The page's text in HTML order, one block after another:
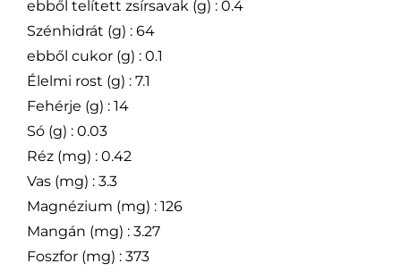
ebből telített zsírsavak (g) : 0.4
Szénhidrát (g) : 64
ebből cukor (g) : 0.1
Élelmi rost (g) : 7.1
Fehérje (g) : 14
Só (g) : 0.03
Réz (mg) : 0.42
Vas (mg) : 3.3
Magnézium (mg) : 126
Mangán (mg) : 3.27
Foszfor (mg) : 373